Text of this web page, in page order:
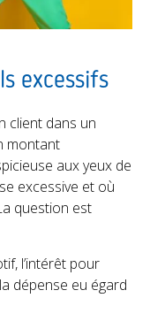
excessifs
client dans un
montant
aux yeux de
excessive et où
question est
l’intérêt pour
dépense eu égard